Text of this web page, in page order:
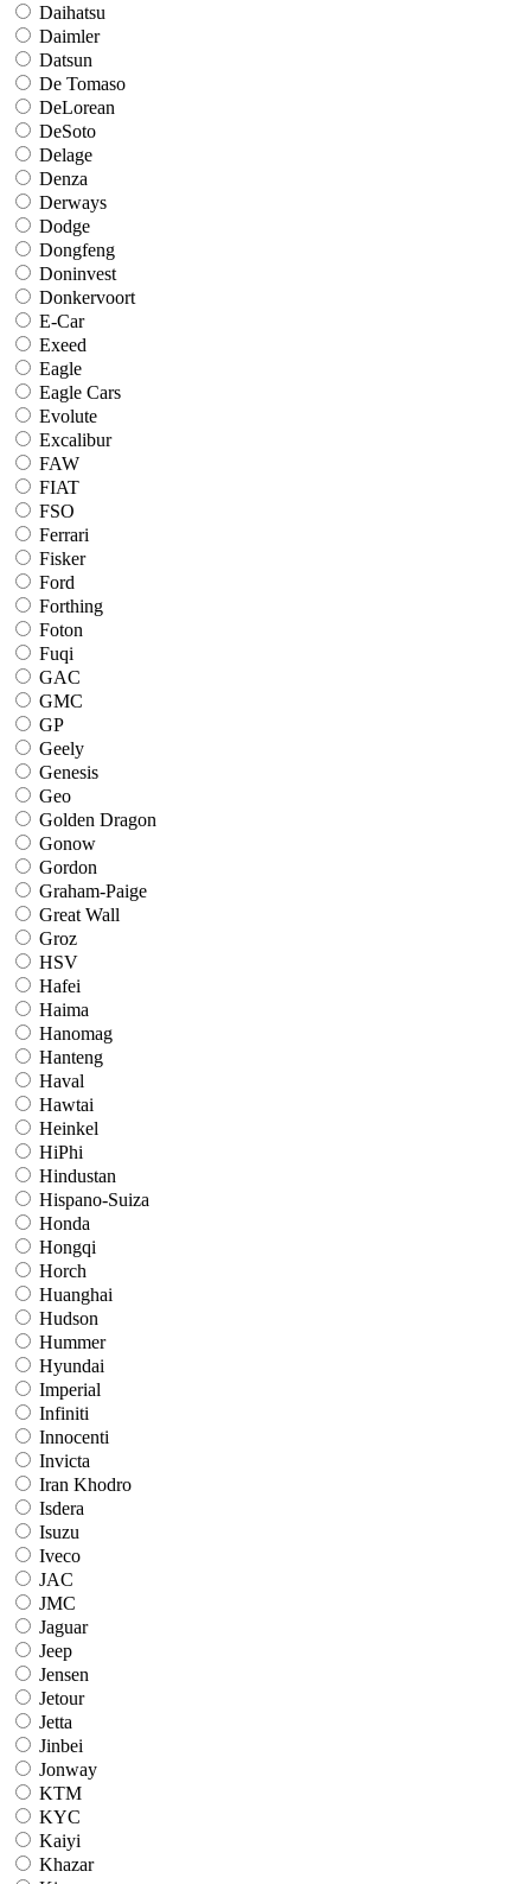
Daihatsu
Daimler
Datsun
De Tomaso
DeLorean
DeSoto
Delage
Denza
Derways
Dodge
Dongfeng
Doninvest
Donkervoort
E-Car
Exeed
Eagle
Eagle Cars
Evolute
Excalibur
FAW
FIAT
FSO
Ferrari
Fisker
Ford
Forthing
Foton
Fuqi
GAC
GMC
GP
Geely
Genesis
Geo
Golden Dragon
Gonow
Gordon
Graham-Paige
Great Wall
Groz
HSV
Hafei
Haima
Hanomag
Hanteng
Haval
Hawtai
Heinkel
HiPhi
Hindustan
Hispano-Suiza
Honda
Hongqi
Horch
Huanghai
Hudson
Hummer
Hyundai
Imperial
Infiniti
Innocenti
Invicta
Iran Khodro
Isdera
Isuzu
Iveco
JAC
JMC
Jaguar
Jeep
Jensen
Jetour
Jetta
Jinbei
Jonway
KTM
KYC
Kaiyi
Khazar